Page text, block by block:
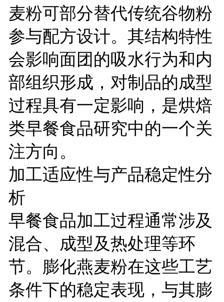
麦粉可部分替代传统谷物粉
参与配方设计。其结构特性
会影响面团的吸水行为和内
部组织形成，对制品的成型
过程具有一定影响，是烘焙
类早餐食品研究中的一个关
注方向。
加工适应性与产品稳定性分
析
早餐食品加工过程通常涉及
混合、成型及热处理等环
节。膨化燕麦粉在这些工艺
条件下的稳定表现，与其膨